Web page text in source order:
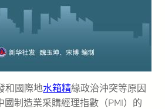
和國際地水箱精緣政治沖突等原因
國制造業采購經理指數（PMI）的